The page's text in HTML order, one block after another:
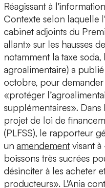
Réagissant à
Contexte selon laquelle
cabinet adjoints du
allant» sur les hausses
notamment la taxe soda,
agroalimentaire) a
octobre, pour
«protéger
supplémentaires».
projet de loi de
(PLFSS), le rapporteur
un amendement visant
boissons très sucrées
désinciter à les acheter
producteurs». L'Ania